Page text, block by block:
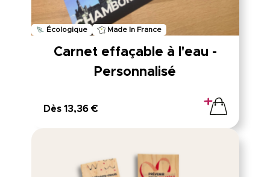
Écologique Made In France
Carnet effaçable à l'eau -
Personnalisé
Dès 13,36 €